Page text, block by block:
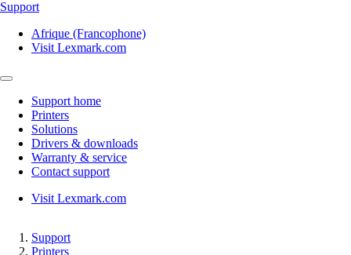
Support
Afrique (Francophone)
Visit Lexmark.com
Support home
Printers
Solutions
Drivers & downloads
Warranty & service
Contact support
Visit Lexmark.com
Support
Printers